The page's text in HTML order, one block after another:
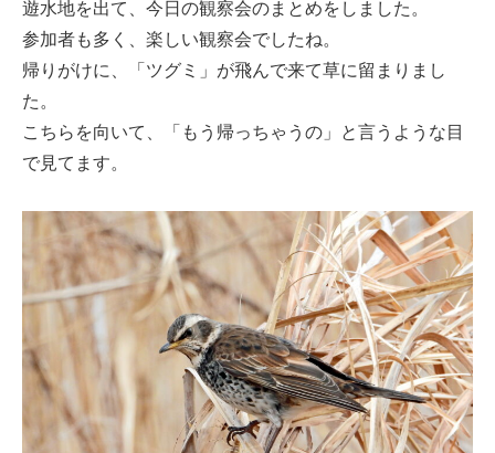
遊水地を出て、今日の観察会のまとめをしました。
参加者も多く、楽しい観察会でしたね。
帰りがけに、「ツグミ」が飛んで来て草に留まりまし
た。
こちらを向いて、「もう帰っちゃうの」と言うような目
で見てます。